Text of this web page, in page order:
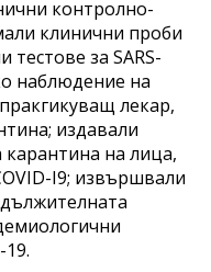
контролно-
клинични проби
за SARS-
наблюдение на
лекар,
издавали
на лица,
I9; извършвали
19.